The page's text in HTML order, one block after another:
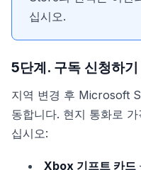
십시오.
5단계. 구독 신청하기
지역 변경 후 Microsoft
동합니다. 현지 통화로
십시오:
Xbox 기프트 카드